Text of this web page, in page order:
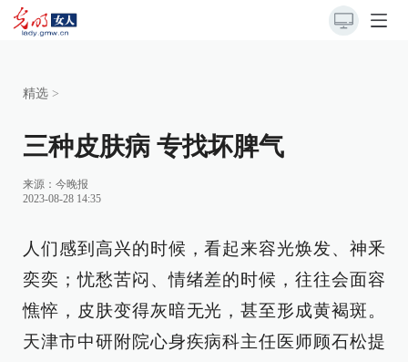
精选 >
三种皮肤病 专找坏脾气
来源： 今晚报
2023-08-28 14:35
人们感到高兴的时候，看起来容光焕发、神釆
奕奕；忧愁苦闷、情绪差的时候，往往会面容
憔悴，皮肤变得灰暗无光，甚至形成黄褐斑。
天津市中研附院心身疾病科主任医师顾石松提